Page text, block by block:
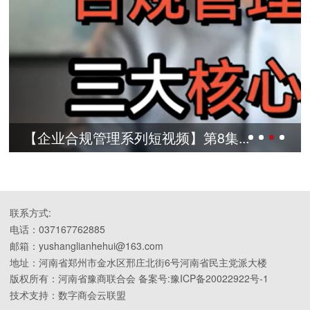
【企业合规管理系列短视频】第8集...
联系方式:
电话：037167762885
邮箱：yushanglianhehui@163.com
地址：河南省郑州市金水区邢庄北街6号河南省民主党派大楼
版权所有：河南省豫商联合会 备案号:豫ICP备20022922号-1
技术支持：数字商会云联盟